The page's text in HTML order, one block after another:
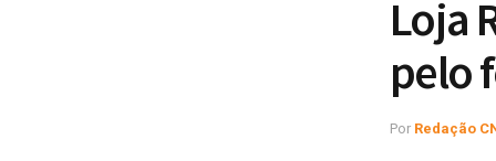
Loja
pelo
Por Redação